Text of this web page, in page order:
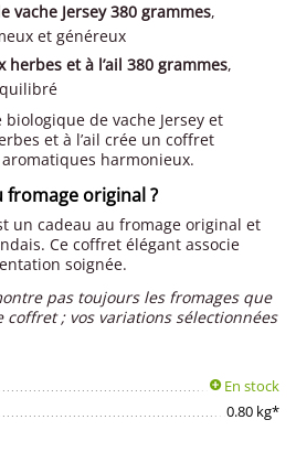
vache Jersey 380 grammes,
et généreux
herbes et à l’ail 380 grammes,
biologique de vache Jersey et
et à l’ail crée un coffret
harmonieux.
fromage original ?
un cadeau au fromage original et
Ce coffret élégant associe
soignée.
pas toujours les fromages que
coffret ; vos variations sélectionnées
En stock
0.80 kg*